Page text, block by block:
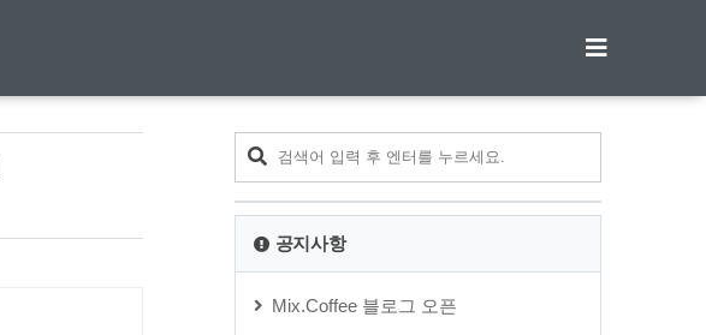
공지사항
Mix.Coffee 블로그 오픈